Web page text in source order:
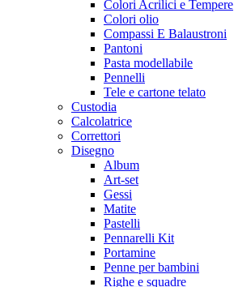
Colori Acrilici e Tempere
Colori olio
Compassi E Balaustroni
Pantoni
Pasta modellabile
Pennelli
Tele e cartone telato
Custodia
Calcolatrice
Correttori
Disegno
Album
Art-set
Gessi
Matite
Pastelli
Pennarelli Kit
Portamine
Penne per bambini
Righe e squadre